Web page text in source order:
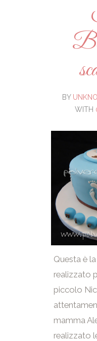
BY
WITH
Questa è
realizzato
piccolo
mamma
realizzato